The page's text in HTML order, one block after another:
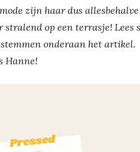
zijn haar dus
stralend op een terrasje!
onderaan het artikel.
Hanne!